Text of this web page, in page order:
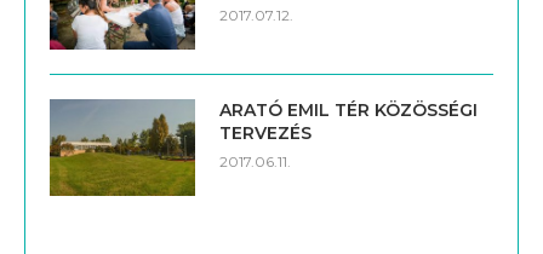
2017.07.12.
ARATÓ EMIL TÉR KÖZÖSSÉGI
TERVEZÉS
2017.06.11.